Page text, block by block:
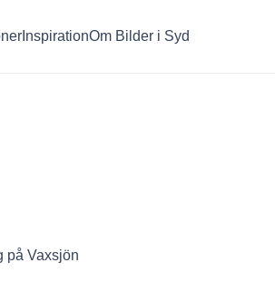
InspirationOm Bilder i Syd
på Vaxsjön